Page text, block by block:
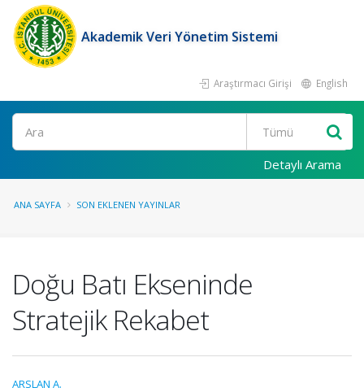
Akademik Veri Yönetim Sistemi
Araştırmacı Girişi English
Ara
Detaylı Arama
ANA SAYFA SON EKLENEN YAYINLAR
Doğu Batı Ekseninde
Stratejik Rekabet
ARSLAN A.